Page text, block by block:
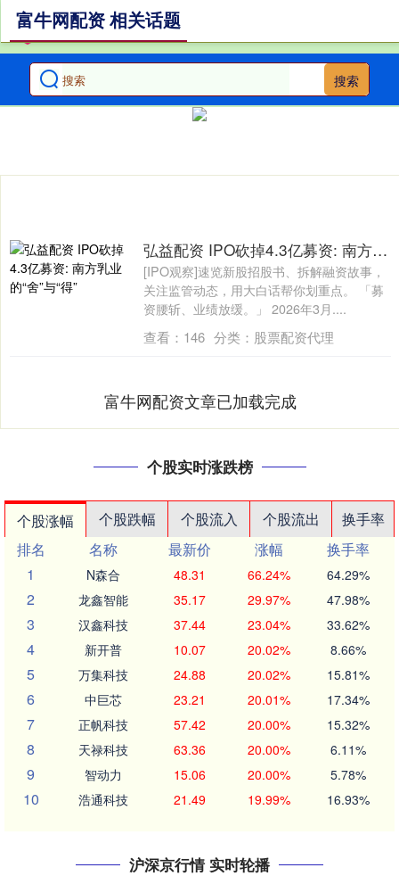
搜索
富牛网配资 相关话题
弘益配资 IPO砍掉4.3亿募资: 南方乳业的“舍”与“得”
[IPO观察]速览新股招股书、拆解融资故事，
关注监管动态，用大白话帮你划重点。 「募
资腰斩、业绩放缓。」 2026年3月....
查看： 146 分类： 股票配资代理
富牛网配资文章已加载完成
个股实时涨跌榜
个股涨幅 个股跌幅 个股流入 个股流出
换手率
排名
名称 最新价 涨幅
换手率
1
N森合 48.31 66.24% 64.29%
2 龙鑫智能 35.17 29.97% 47.98%
3 汉鑫科技 37.44 23.04% 33.62%
4 新开普 10.07 20.02% 8.66%
5 万集科技 24.88 20.02% 15.81%
6 中巨芯 23.21 20.01% 17.34%
7 正帆科技 57.42 20.00% 15.32%
8 天禄科技 63.36 20.00% 6.11%
9 智动力 15.06 20.00% 5.78%
10 浩通科技 21.49 19.99% 16.93%
沪深京行情 实时轮播